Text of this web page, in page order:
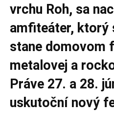
vrchu Roh, sa
amfiteáter, ktorý
stane domovom
metalovej a
Práve 27. a 28.
uskutoční nový